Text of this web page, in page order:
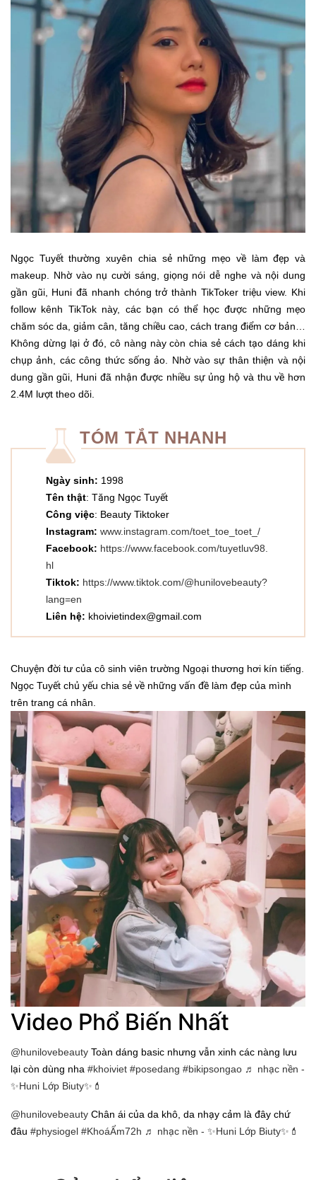
Ngọc Tuyết thường xuyên chia sẻ những mẹo về làm đẹp và
makeup. Nhờ vào nụ cười sáng, giọng nói dễ nghe và nội dung
gần gũi, Huni đã nhanh chóng trở thành TikToker triệu view. Khi
follow kênh TikTok này, các bạn có thể học được những mẹo
chăm sóc da, giảm cân, tăng chiều cao, cách trang điểm cơ bản…
Không dừng lại ở đó, cô nàng này còn chia sẻ cách tạo dáng khi
chụp ảnh, các công thức sống ảo. Nhờ vào sự thân thiện và nội
dung gần gũi, Huni đã nhận được nhiều sự ủng hộ và thu về hơn
2.4M lượt theo dõi.
TÓM TẮT NHANH
Ngày sinh: 1998
Tên thật: Tăng Ngọc Tuyết
Công việc: Beauty Tiktoker
Instagram: www.instagram.com/toet_toe_toet_/
Facebook: https://www.facebook.com/tuyetluv98.
hl
Tiktok: https://www.tiktok.com/@hunilovebeauty?
lang=en
Liên hệ: khoivietindex@gmail.com
Chuyện đời tư của cô sinh viên trường Ngoại thương hơi kín tiếng.
Ngọc Tuyết chủ yếu chia sẻ về những vấn đề làm đẹp của mình
trên trang cá nhân.
Video Phổ Biến Nhất
@hunilovebeauty Toàn dáng basic nhưng vẫn xinh các nàng lưu
lại còn dùng nha #khoiviet #posedang #bikipsongao ♬ nhạc nền -
✨Huni Lớp Biuty✨💄
@hunilovebeauty Chân ái của da khô, da nhạy cảm là đây chứ
đâu #physiogel #KhoáẨm72h ♬ nhạc nền - ✨Huni Lớp Biuty✨💄